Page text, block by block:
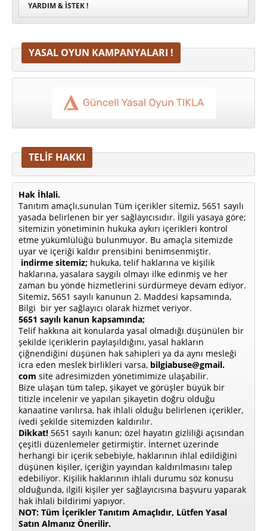
YARDIM & İSTEK !
YASAL OYUN KAMPANYALARI !
TELİF HAKKI
Hak İhlali.
Tanıtım amaçlı,sunulan Tüm içerikler sitemiz, 5651 sayılı
yasada belirlenen bir yer sağlayıcısıdır. İlgili yasaya göre;
sitemizin yönetiminin hukuka aykırı içerikleri kontrol
etme yükümlülüğü bulunmuyor. Bu amaçla sitemizde
uyar ve içeriği kaldır prensibini benimsenmiştir.
indirme sitemiz; hukuka, telif haklarına ve kişilik
haklarına, yasalara saygılı olmayı ilke edinmiş ve her
zaman bu yönde hizmetlerini sürdürmeye devam ediyor.
Sitemiz, 5651 sayılı kanunun 2. Maddesi kapsamında,
Bilgi bir yer sağlayıcı olarak hizmet veriyor.
5651 sayılı kanun kapsamında;
Telif hakkına ait konularda yasal olmadığı düşünülen bir
şekilde içeriklerin paylaşıldığını, yasal hakların
çiğnendiğini düşünen hak sahipleri ya da aynı mesleği
icra eden meslek birlikleri varsa, bilgiabuse@gmail.
com site adresimizden yönetimimize ulaşabilir.
Bize ulaşan tüm talep, şikayet ve görüşler büyük bir
titizle incelenir ve yapılan şikayetin doğru olduğu
kanaatine varılırsa, hak ihlali olduğu belirlenen içerikler,
ivedi şekilde sitemizden kaldırılır.
Dikkat! 5651 sayılı kanun; özel hayatın gizliliği açısından
çeşitli düzenlemeler getirmiştir. İnternet üzerinde
herhangi bir içerik sebebiyle, haklarının ihlal edildiğini
düşünen kişiler, içeriğin yayından kaldırılmasını talep
edebiliyor. Kişilik haklarının ihlali durumu söz konusu
olduğunda, ilgili kişiler yer sağlayıcısına başvuru yaparak
hak ihlali bildirimi yapıyor.
NOT: Tüm İçerikler Tanıtım Amaçlıdır, Lütfen Yasal
Satın Almanız Önerilir.